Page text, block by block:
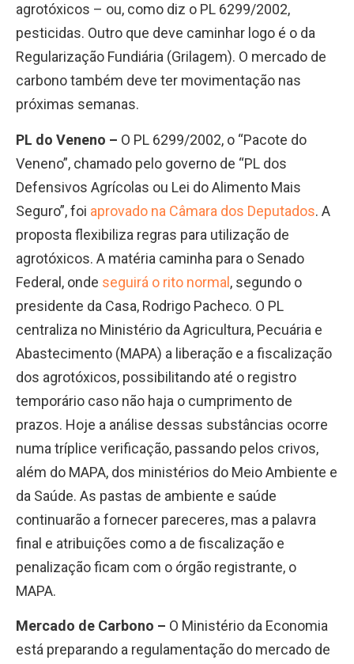
agrotóxicos – ou, como diz o PL 6299/2002,
pesticidas. Outro que deve caminhar logo é o da
Regularização Fundiária (Grilagem). O mercado de
carbono também deve ter movimentação nas
próximas semanas.
PL do Veneno – O PL 6299/2002, o “Pacote do
Veneno”, chamado pelo governo de “PL dos
Defensivos Agrícolas ou Lei do Alimento Mais
Seguro”, foi aprovado na Câmara dos Deputados. A
proposta flexibiliza regras para utilização de
agrotóxicos. A matéria caminha para o Senado
Federal, onde seguirá o rito normal, segundo o
presidente da Casa, Rodrigo Pacheco. O PL
centraliza no Ministério da Agricultura, Pecuária e
Abastecimento (MAPA) a liberação e a fiscalização
dos agrotóxicos, possibilitando até o registro
temporário caso não haja o cumprimento de
prazos. Hoje a análise dessas substâncias ocorre
numa tríplice verificação, passando pelos crivos,
além do MAPA, dos ministérios do Meio Ambiente e
da Saúde. As pastas de ambiente e saúde
continuarão a fornecer pareceres, mas a palavra
final e atribuições como a de fiscalização e
penalização ficam com o órgão registrante, o
MAPA.
Mercado de Carbono – O Ministério da Economia
está preparando a regulamentação do mercado de